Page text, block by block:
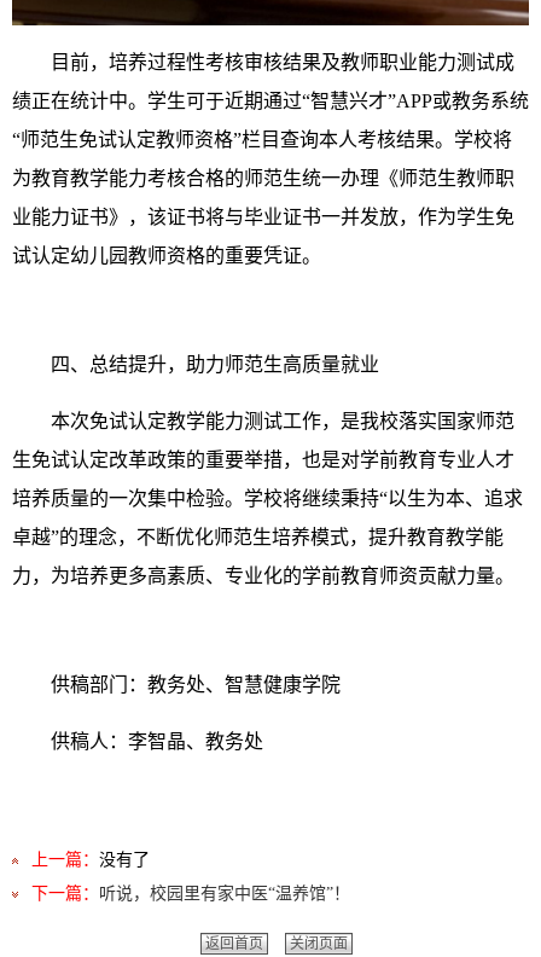
目前，培养过程性考核审核结果及教师职业能力测试成
绩正在统计中。学生可于近期通过“智慧兴才”APP或教务系统
“师范生免试认定教师资格”栏目查询本人考核结果。学校将
为教育教学能力考核合格的师范生统一办理《师范生教师职
业能力证书》，该证书将与毕业证书一并发放，作为学生免
试认定幼儿园教师资格的重要凭证。
四、总结提升，助力师范生高质量就业
本次免试认定教学能力测试工作，是我校落实国家师范
生免试认定改革政策的重要举措，也是对学前教育专业人才
培养质量的一次集中检验。学校将继续秉持“以生为本、追求
卓越”的理念，不断优化师范生培养模式，提升教育教学能
力，为培养更多高素质、专业化的学前教育师资贡献力量。
供稿部门：教务处、智慧健康学院
供稿人：李智晶、教务处
上一篇： 没有了
下一篇： 听说，校园里有家中医“温养馆”！
返回首页 关闭页面